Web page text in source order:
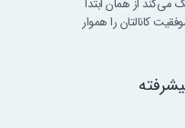
می‌کند از همان ابتدا
کانالتان را هموار